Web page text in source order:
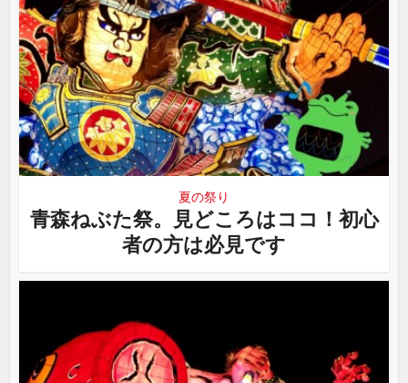
夏の祭り
青森ねぶた祭。見どころはココ！初心
者の方は必見です